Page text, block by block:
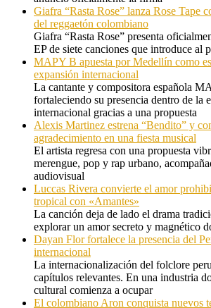
Giafra “Rasta Rose” lanza Rose Tape
del reggaetón colombiano
Giafra “Rasta Rose” presenta
EP de siete canciones que introduce al
MAPY B apuesta por Medellín como
expansión internacional
La cantante y compositora española
fortaleciendo su presencia dentro de la
internacional gracias a una propuesta
Alexis Martinez estrena “Bendito” y
agradecimiento en una fiesta musical
El artista regresa con una propuesta
merengue, pop y rap urbano,
audiovisual
Luccas Rivera convierte el amor
tropical con «Amantes»
La canción deja de lado el drama
explorar un amor secreto y magnético
Dayan Flor fortalece la presencia del
internacional
La internacionalización del folclore
capítulos relevantes. En una industria
cultural comienza a ocupar
El colombiano Aron conquista nuevos